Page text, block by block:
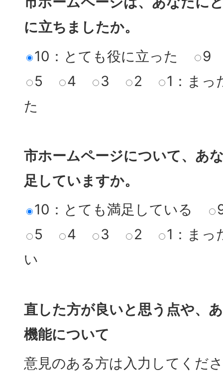
に立ちましたか。
10：とても役に立った
9
5
4 3 2
1：まっ
た
市ホームページについて、あ
足していますか。
10：とても満足している
5
4 3 2
1：まっ
い
直した方が良いと思う点や、
機能について
意見のある方は入力してくだ